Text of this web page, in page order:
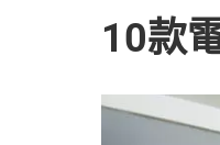
10款